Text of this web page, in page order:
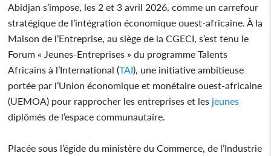
Abidjan s’impose, les 2 et 3 avril 2026, comme un carrefour
stratégique de l’intégration économique ouest-africaine. À la
Maison de l’Entreprise, au siège de la CGECI, s’est tenu le
Forum « Jeunes-Entreprises » du programme Talents
Africains à l’International (TAI), une initiative ambitieuse
portée par l’Union économique et monétaire ouest-africaine
(UEMOA) pour rapprocher les entreprises et les jeunes
diplômés de l’espace communautaire.
Placée sous l’égide du ministère du Commerce, de l’Industrie